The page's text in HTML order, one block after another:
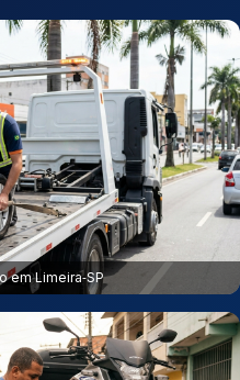
em Limeira‑SP